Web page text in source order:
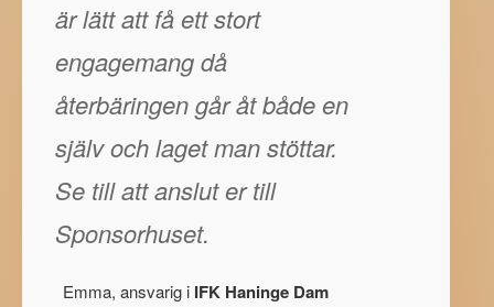
är lätt att få ett stort
engagemang då
återbäringen går åt både en
själv och laget man stöttar.
Se till att anslut er till
Sponsorhuset.
Emma, ansvarig i IFK Haninge Dam